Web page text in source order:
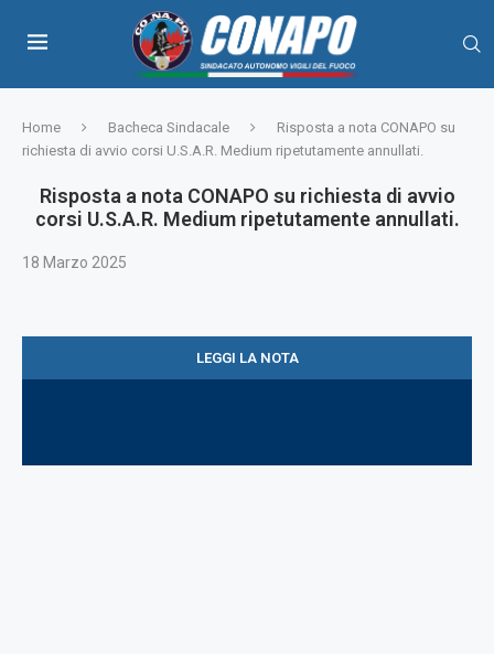
Home Bacheca Sindacale
Risposta a nota CONAPO su
richiesta di avvio corsi U.S.A.R. Medium ripetutamente annullati.
Risposta a nota CONAPO su richiesta di avvio
corsi U.S.A.R. Medium ripetutamente annullati.
18 Marzo 2025
LEGGI LA NOTA